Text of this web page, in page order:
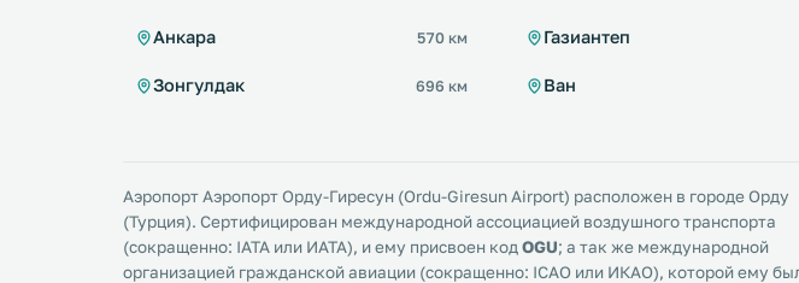
Анкара 570 км Газиантеп
Зонгулдак 696 км Ван
Аэропорт Аэропорт Орду-Гиресун (Ordu-Giresun Airport) расположен в городе Орду
(Турция). Сертифицирован международной ассоциацией воздушного транспорта
(сокращенно: IATA или ИАТА), и ему присвоен код OGU; а так же международной
организацией гражданской авиации (сокращенно: ICAO или ИКАО), которой ему